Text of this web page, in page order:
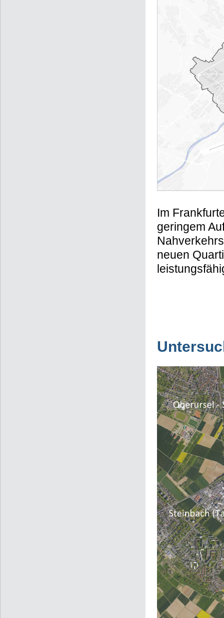
Im
geringem
neuen